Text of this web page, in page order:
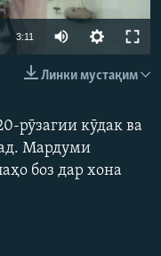
3:11
Линки мустақим
рӯзагии кӯдак ва
Мардуми
боз дар хона